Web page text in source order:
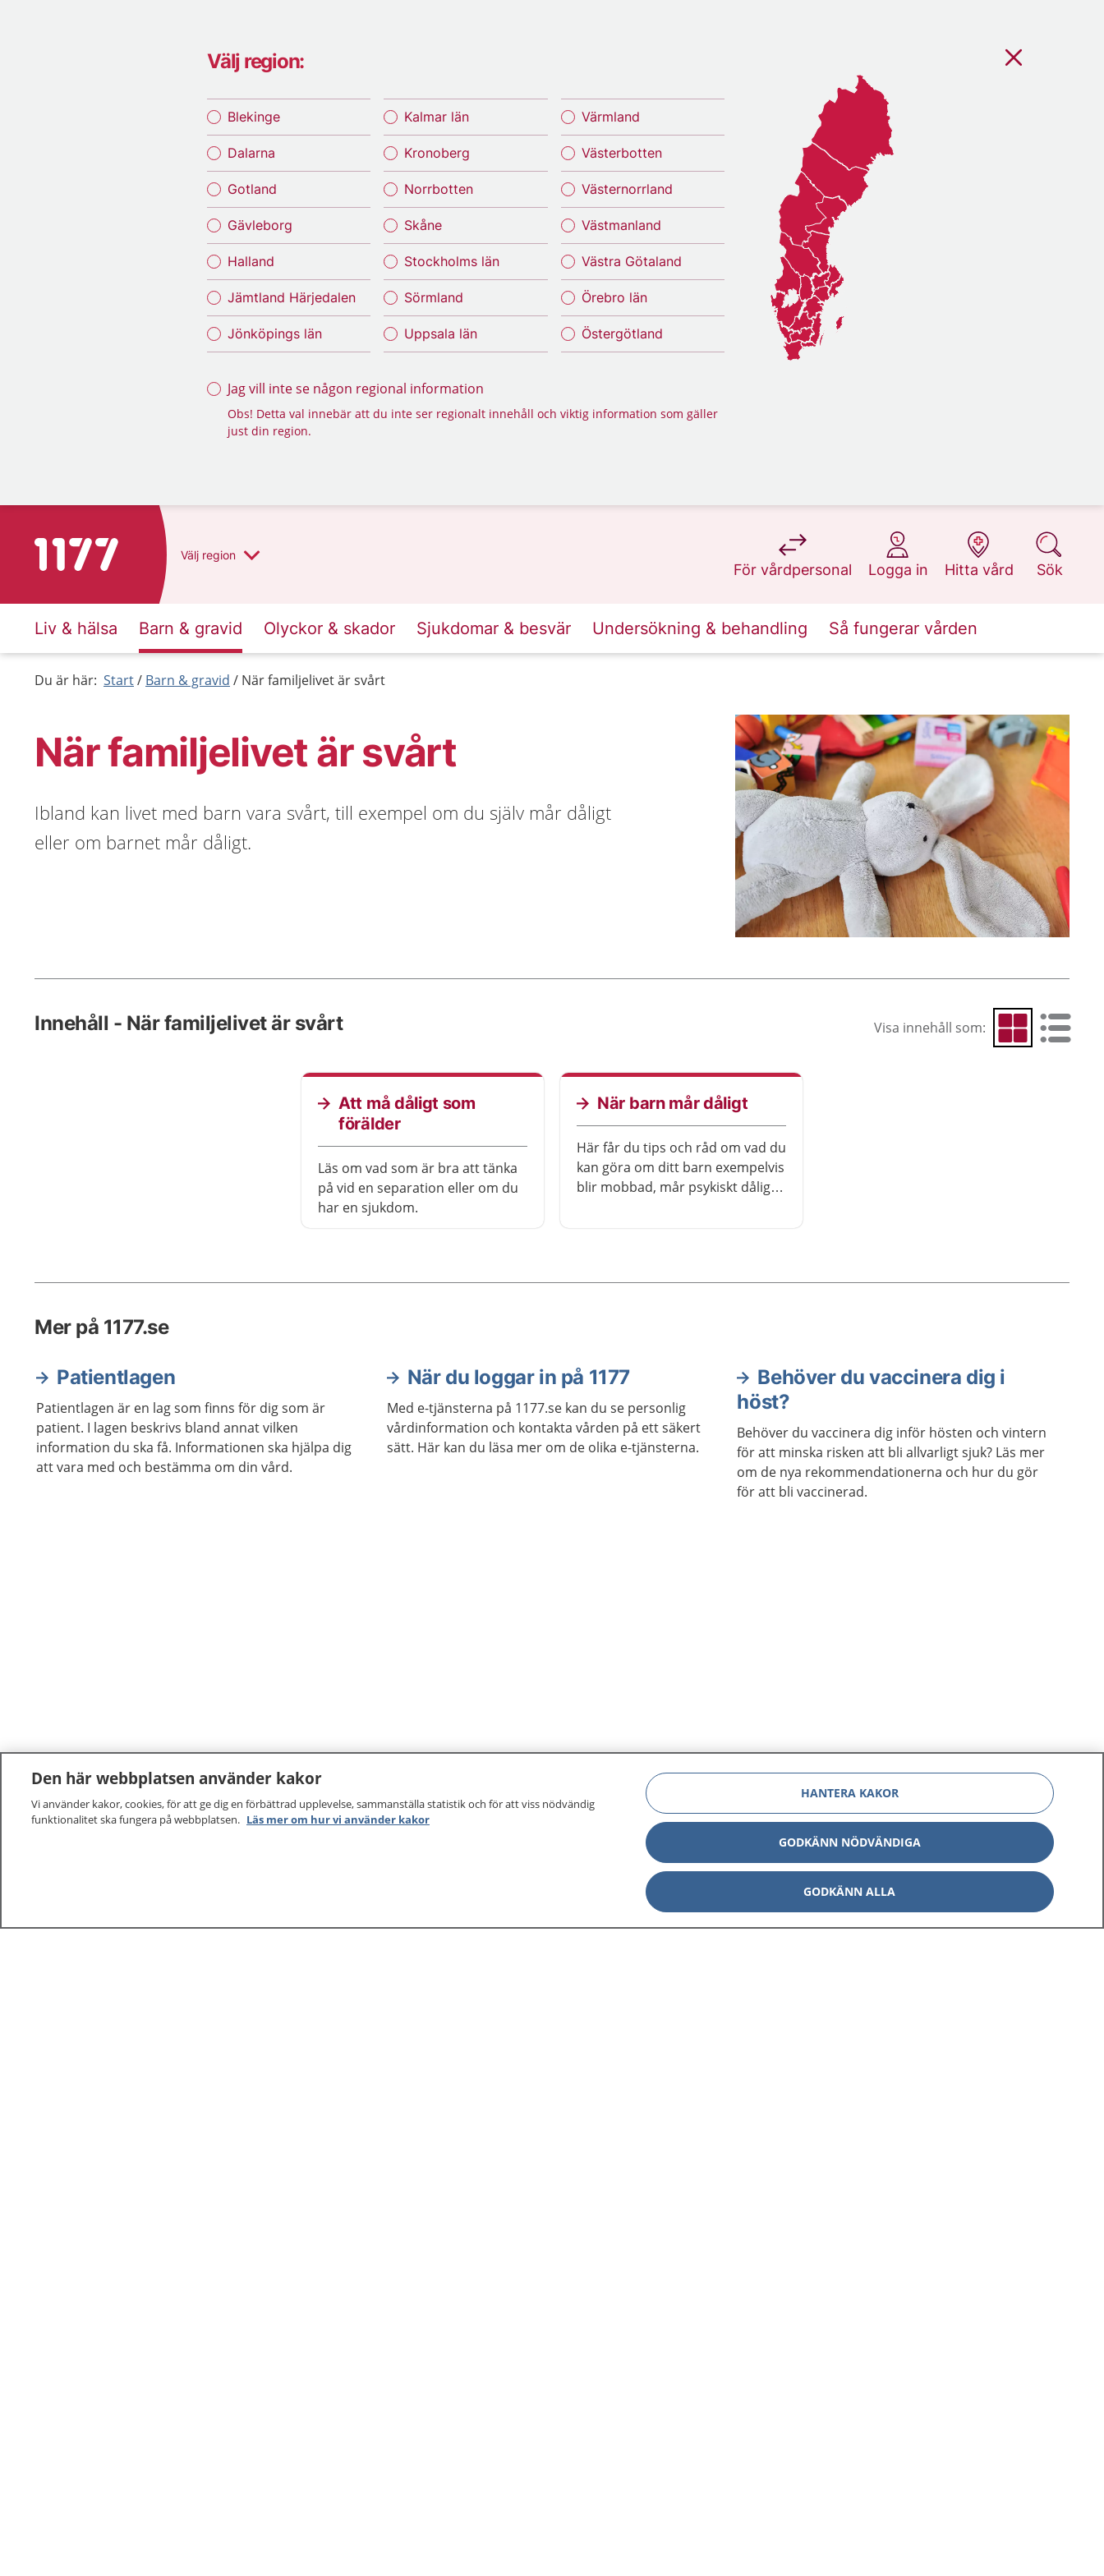
Välj region:
Blekinge
Dalarna
Gotland
Gävleborg
Halland
Jämtland Härjedalen
Jönköpings län
Kalmar län
Kronoberg
Norrbotten
Skåne
Stockholms län
Sörmland
Uppsala län
Värmland
Västerbotten
Västernorrland
Västmanland
Västra Götaland
Örebro län
Östergötland
Jag vill inte se någon regional information
Obs! Detta val innebär att du inte ser regionalt innehåll och viktig information som gäller
just din region.
Till startsidan för 1177 Välj region
För vårdpersonal
på 1177.se
Logga in
på 1177.se
Hitta vård
på 1177.se
Sök
på 1177.se
Liv & hälsa Barn & gravid Olyckor & skador Sjukdomar & besvär Undersökning & behandling Så fungerar vården
Du är här: Start Barn & gravid När familjelivet är svårt
När familjelivet är svårt
Ibland kan livet med barn vara svårt, till exempel om du själv mår dåligt
eller om barnet mår dåligt.
Innehåll - När familjelivet är svårt Visa innehåll som: Visa som rutnät
Visa som
Att må dåligt som
förälder
Läs om vad som är bra att tänka
på vid en separation eller om du
har en sjukdom.
När barn mår dåligt
Här får du tips och råd om vad du
kan göra om ditt barn exempelvis
blir mobbad, mår psykiskt dåligt,
Mer på 1177.se
Patientlagen
Patientlagen är en lag som finns för dig som är
patient. I lagen beskrivs bland annat vilken
information du ska få. Informationen ska hjälpa dig
att vara med och bestämma om din vård.
När du loggar in på 1177
Med e-tjänsterna på 1177.se kan du se personlig
vårdinformation och kontakta vården på ett säkert
sätt. Här kan du läsa mer om de olika e-tjänsterna.
Behöver du vaccinera dig i
höst?
Behöver du vaccinera dig inför hösten och vintern
för att minska risken att bli allvarligt sjuk? Läs mer
om de nya rekommendationerna och hur du gör
för att bli vaccinerad.
Den här webbplatsen använder kakor
Vi använder kakor, cookies, för att ge dig en förbättrad upplevelse, sammanställa statistik och för att viss nödvändig
funktionalitet ska fungera på webbplatsen. Läs mer om hur vi använder kakor
HANTERA KAKOR
GODKÄNN NÖDVÄNDIGA
GODKÄNN ALLA